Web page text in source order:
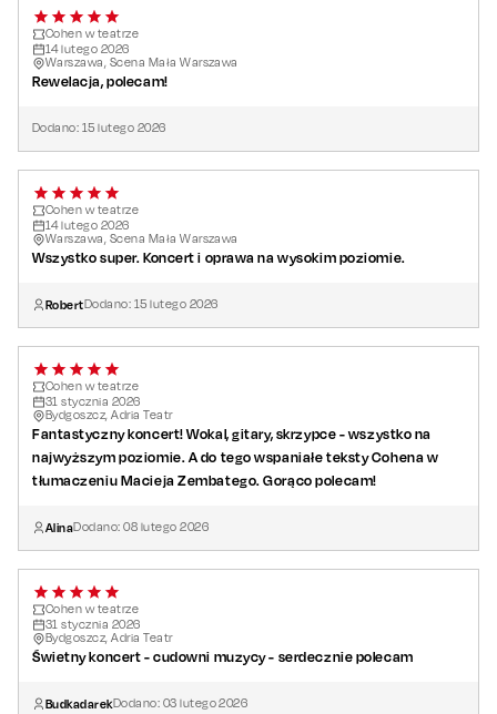
Cohen w teatrze
14lutego 2026
Warszawa, Scena Mała Warszawa
Rewelacja, polecam!
Dodano: 15 lutego 2026
Cohen w teatrze
14lutego 2026
Warszawa, Scena Mała Warszawa
Wszystko super. Koncert i oprawa na wysokim poziomie.
RobertDodano: 15 lutego 2026
Cohen w teatrze
31 stycznia 2026
Bydgoszcz, Adria Teatr
Fantastyczny koncert! Wokal, gitary, skrzypce - wszystko na
najwyższym poziomie. A do tego wspaniałe teksty Cohena w
tłumaczeniu Macieja Zembatego. Gorąco polecam!
AlinaDodano:08 lutego 2026
Cohen w teatrze
31 stycznia 2026
Bydgoszcz, Adria Teatr
Świetny koncert - cudowni muzycy - serdecznie polecam
BudkadarekDodano: 03 lutego2026